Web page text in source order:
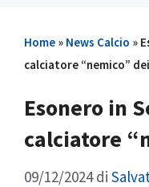
Home » News Calcio »
calciatore “nemico”
Esonero in
calciatore
09/12/2024 di